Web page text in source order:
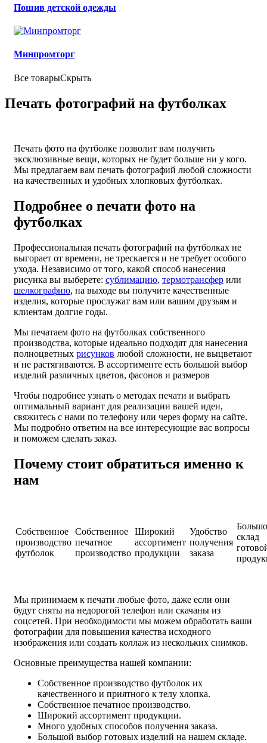
Пошив детской одежды
Минпромторг
Все товарыСкрыть
Печать фотографий на футболках
Печать фото на футболке позволит вам получить
эксклюзивные вещи, которых не будет больше ни у кого.
Мы предлагаем вам печать фотографий любой сложности
на качественных и удобных хлопковых футболках.
Подробнее о печати фото на
футболках
Профессиональная печать фотографий на футболках не
выгорает от времени, не трескается и не требует особого
ухода. Независимо от того, какой способ нанесения
рисунка вы выберете: сублимацию, термотрансфер или
шелкографию, на выходе вы получите качественные
изделия, которые прослужат вам или вашим друзьям и
клиентам долгие годы.
Мы печатаем фото на футболках собственного
производства, которые идеально подходят для нанесения
полноцветных рисунков любой сложности, не выцветают
и не растягиваются. В ассортименте есть большой выбор
изделий различных цветов, фасонов и размеров
Чтобы подробнее узнать о методах печати и выбрать
оптимальный вариант для реализации вашей идеи,
свяжитесь с нами по телефону или через форму на сайте.
Мы подробно ответим на все интересующие вас вопросы
и поможем сделать заказ.
Почему стоит обратиться именно к
нам
Собственное
производство
футболок
Собственное
печатное
производство
Широкий
ассортимент
продукции
Удобство
получения
заказа
склад
Мы принимаем к печати любые фото, даже если они
будут сняты на недорогой телефон или скачаны из
соцсетей. При необходимости мы можем обработать ваши
фотографии для повышения качества исходного
изображения или создать коллаж из нескольких снимков.
Основные преимущества нашей компании:
Собственное производство футболок их
качественного и приятного к телу хлопка.
Собственное печатное производство.
Широкий ассортимент продукции.
Много удобных способов получения заказа.
Большой выбор готовых изделий на нашем складе.